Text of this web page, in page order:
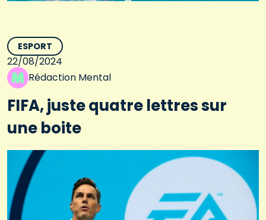
ESPORT
22/08/2024
Rédaction Mental
FIFA, juste quatre lettres sur
une boite